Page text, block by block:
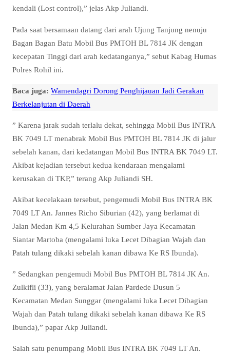
kendali (Lost control),” jelas Akp Juliandi.
Pada saat bersamaan datang dari arah Ujung Tanjung nenuju
Bagan Bagan Batu Mobil Bus PMTOH BL 7814 JK dengan
kecepatan Tinggi dari arah kedatanganya,” sebut Kabag Humas
Polres Rohil ini.
Baca juga: Wamendagri Dorong Penghijauan Jadi Gerakan
Berkelanjutan di Daerah
” Karena jarak sudah terlalu dekat, sehingga Mobil Bus INTRA
BK 7049 LT menabrak Mobil Bus PMTOH BL 7814 JK di jalur
sebelah kanan, dari kedatangan Mobil Bus INTRA BK 7049 LT.
Akibat kejadian tersebut kedua kendaraan mengalami
kerusakan di TKP,” terang Akp Juliandi SH.
Akibat kecelakaan tersebut, pengemudi Mobil Bus INTRA BK
7049 LT An. Jannes Richo Siburian (42), yang berlamat di
Jalan Medan Km 4,5 Kelurahan Sumber Jaya Kecamatan
Siantar Martoba (mengalami luka Lecet Dibagian Wajah dan
Patah tulang dikaki sebelah kanan dibawa Ke RS Ibunda).
” Sedangkan pengemudi Mobil Bus PMTOH BL 7814 JK An.
Zulkifli (33), yang beralamat Jalan Pardede Dusun 5
Kecamatan Medan Sunggar (mengalami luka Lecet Dibagian
Wajah dan Patah tulang dikaki sebelah kanan dibawa Ke RS
Ibunda),” papar Akp Juliandi.
Salah satu penumpang Mobil Bus INTRA BK 7049 LT An.